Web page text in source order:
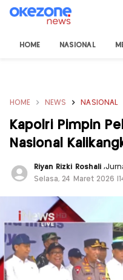
HOME NASIONAL
HOME NEWS NASIONAL
Kapolri Pimpin
Nasional
Riyan Rizki Roshali ,
Selasa, 24 Maret 2026